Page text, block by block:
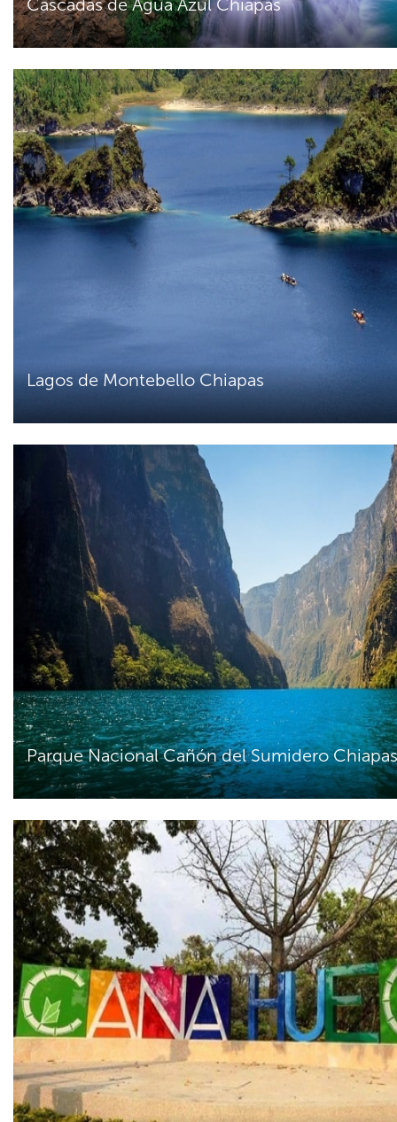
Cascadas de Agua Azul Chiapas
Lagos de Montebello Chiapas
Parque Nacional Cañón del Sumidero Chiapas